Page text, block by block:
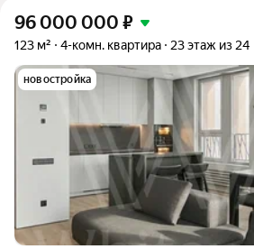
96 000 000 ₽
123 м² 4-комн. квартира 23 этаж из 24
новостройка